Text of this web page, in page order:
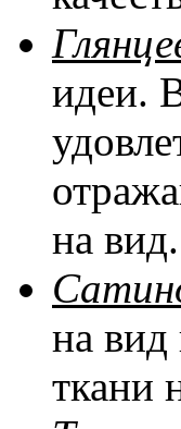
идеи.
на вид.
на вид
ткани